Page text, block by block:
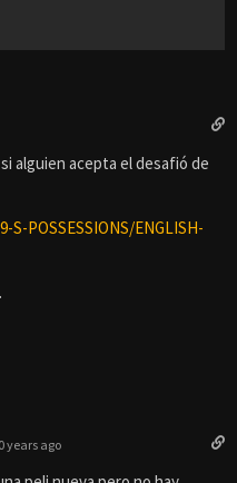
alguien acepta el desafió de
S-POSSESSIONS/ENGLISH-
years ago